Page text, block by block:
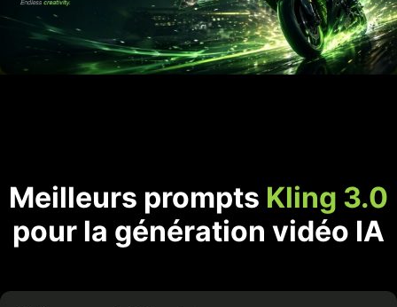
Meilleurs prompts Kling 3.0
pour la génération vidéo IA